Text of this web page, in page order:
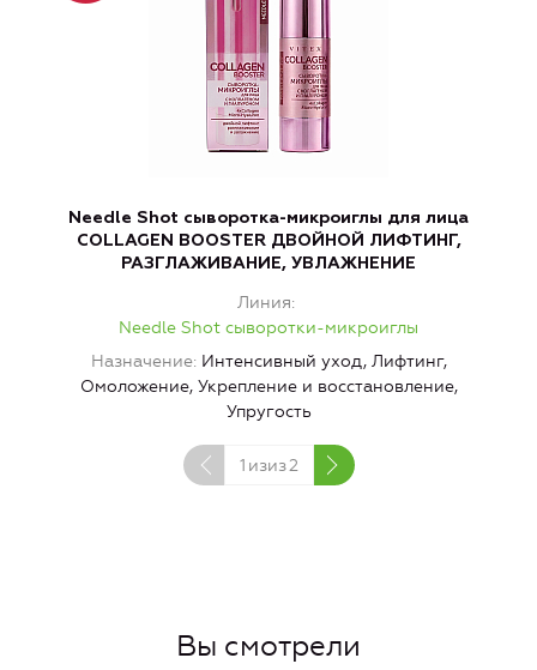
Needle Shot сыворотка-микроиглы для лица
COLLAGEN BOOSTER ДВОЙНОЙ ЛИФТИНГ,
РАЗГЛАЖИВАНИЕ, УВЛАЖНЕНИЕ
Линия
Needle Shot сыворотки-микроиглы
Назначение Интенсивный уход, Лифтинг,
Омоложение, Укрепление и восстановление,
Упругость
1 изиз2
Вы смотрели